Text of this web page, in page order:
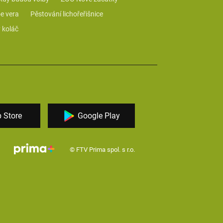
vera
Pěstování lichořeřišnice
koláč
Store Google Play
© FTV Prima spol. s r.o.